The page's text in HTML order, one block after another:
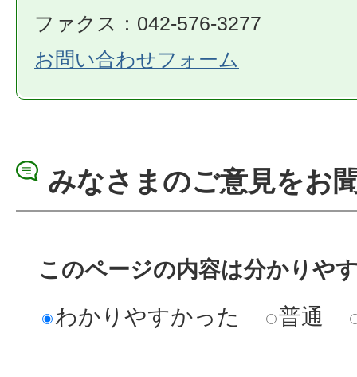
ファクス：042-576-3277
お問い合わせフォーム
みなさまのご意見をお
このページの内容は分かりや
わかりやすかった
普通